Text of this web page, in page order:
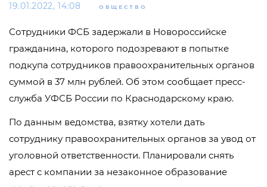
19.01.2022, 14:08 ОБЩЕСТВО
Сотрудники ФСБ задержали в Новороссийске
гражданина, которого подозревают в попытке
подкупа сотрудников правоохранительных органов
суммой в 37 млн рублей. Об этом сообщает пресс-
служба УФСБ России по Краснодарскому краю.
По данным ведомства, взятку хотели дать
сотруднику правоохранительных органов за увод от
уголовной ответственности. Планировали снять
арест с компании за незаконное образование